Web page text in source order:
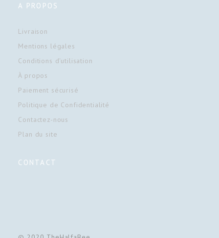
A PROPOS
Livraison
Mentions légales
Conditions d'utilisation
À propos
Paiement sécurisé
Politique de Confidentialité
Contactez-nous
Plan du site
CONTACT